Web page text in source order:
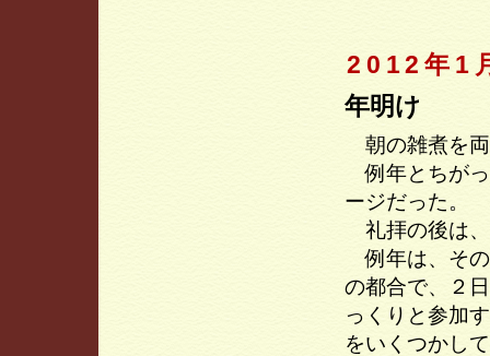
2012年1
年明け
朝の雑煮を両
例年とちがっ
ージだった。
礼拝の後は
例年は、その
の都合で、２
っくりと参加
をいくつかし